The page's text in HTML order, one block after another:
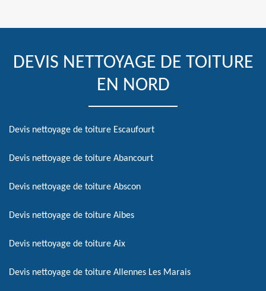
DEVIS NETTOYAGE DE TOITURE
EN NORD
Devis nettoyage de toiture Escaufourt
Devis nettoyage de toiture Abancourt
Devis nettoyage de toiture Abscon
Devis nettoyage de toiture Aibes
Devis nettoyage de toiture Aix
Devis nettoyage de toiture Allennes Les Marais